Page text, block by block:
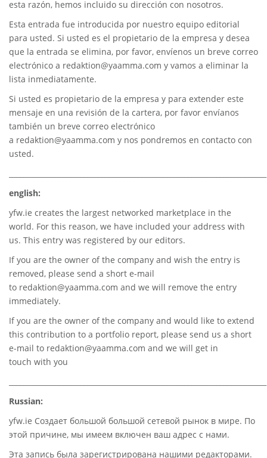
esta razón, hemos incluido su dirección con nosotros.
Esta entrada fue introducida por nuestro equipo editorial
para usted. Si usted es el propietario de la empresa y desea
que la entrada se elimina, por favor, envíenos un breve correo
electrónico a redaktion@yaamma.com y vamos a eliminar la
lista inmediatamente.
Si usted es propietario de la empresa y para extender este
mensaje en una revisión de la cartera, por favor envíanos
también un breve correo electrónico
a redaktion@yaamma.com y nos pondremos en contacto con
usted.
english:
yfw.ie creates the largest networked marketplace in the
world. For this reason, we have included your address with
us. This entry was registered by our editors.
If you are the owner of the company and wish the entry is
removed, please send a short e-mail
to redaktion@yaamma.com and we will remove the entry
immediately.
If you are the owner of the company and would like to extend
this contribution to a portfolio report, please send us a short
e-mail to redaktion@yaamma.com and we will get in
touch with you
Russian:
yfw.ie Создает большой большой сетевой рынок в мире. По
этой причине, мы имеем включен ваш адрес с нами.
Эта запись была зарегистрирована нашими редакторами.